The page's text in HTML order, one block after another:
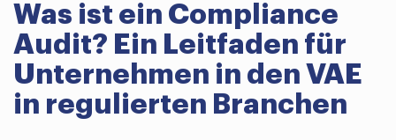
Was ist ein Compliance
Audit? Ein Leitfaden für
Unternehmen in den VAE
in regulierten Branchen